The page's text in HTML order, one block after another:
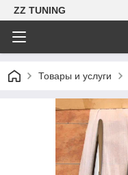
ZZ TUNING
Товары и услуги